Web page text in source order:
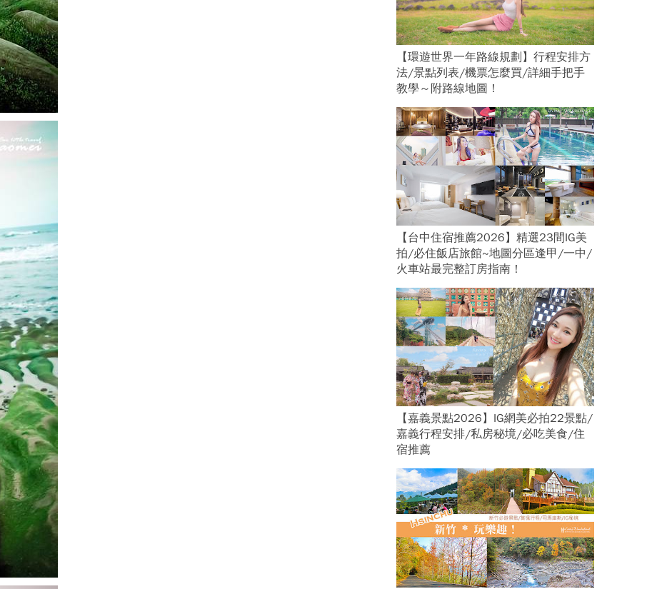
【環遊世界一年路線規劃】行程安排方
法/景點列表/機票怎麼買/詳細手把手
教學～附路線地圖！
【台中住宿推薦2026】精選23間IG美
拍/必住飯店旅館~地圖分區逢甲/一中/
火車站最完整訂房指南！
【嘉義景點2026】IG網美必拍22景點/
嘉義行程安排/私房秘境/必吃美食/住
宿推薦